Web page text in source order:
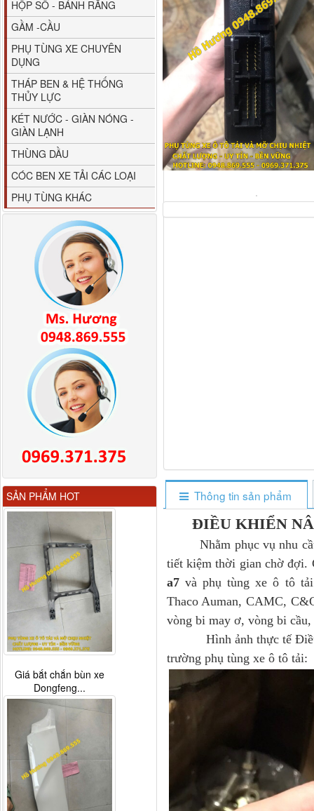
Thông tin sản phẩm
ĐIỀU KHIỂN
Nhằm phục vụ nhu cầu
tiết kiệm thời gian chờ đợi.
a7và phụ tùng xe ô tô tải
Thaco Auman, CAMC,
vòng bi may ơ, vòng bi
Hình ảnh thực tế Điều
trường phụ tùng xe ô tô tải:
HỘP SỐ - BÁNH RĂNG
GẦM -CẦU
PHỤ TÙNG XE CHUYÊN
DỤNG
THÁP BEN & HỆ THỐNG
THỦY LỰC
KÉT NƯỚC - GIÀN NÓNG -
GIÀN LẠNH
THÙNG DẦU
CÓC BEN XE TẢI CÁC LOẠI
PHỤ TÙNG KHÁC
SẢN PHẨM HOT
80YHCB-60 Bơm xăng
dầu 60m3/h...
M4610162101A0 Tapbi
cửa Thaco...
Gương chiếu hậu FAW
JH6 có sấy...
Giá bắt chắn bùn xe
Dongfeng...